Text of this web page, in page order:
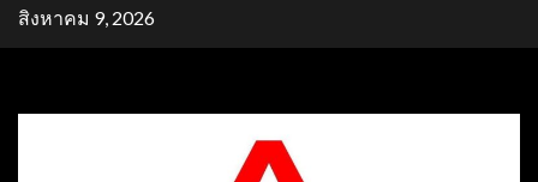
Skipสิงหาคม 9, 2026